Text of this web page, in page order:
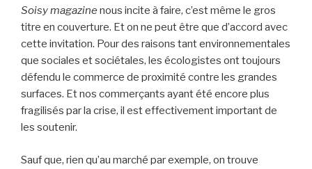
Soisy magazine nous incite à faire, c’est même le gros
titre en couverture. Et on ne peut être que d’accord avec
cette invitation. Pour des raisons tant environnementales
que sociales et sociétales, les écologistes ont toujours
défendu le commerce de proximité contre les grandes
surfaces. Et nos commerçants ayant été encore plus
fragilisés par la crise, il est effectivement important de
les soutenir.
Sauf que, rien qu’au marché par exemple, on trouve